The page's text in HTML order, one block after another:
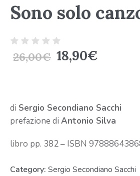
Sono solo
26,00€ 18,90€
di Sergio Secondiano Sacchi
prefazione di Antonio Silva
libro pp. 382 – ISBN
Category: Sergio Secondiano Sacchi